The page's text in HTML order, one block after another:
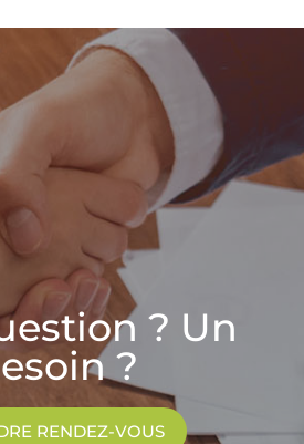
? Un
?
RENDEZ-VOUS